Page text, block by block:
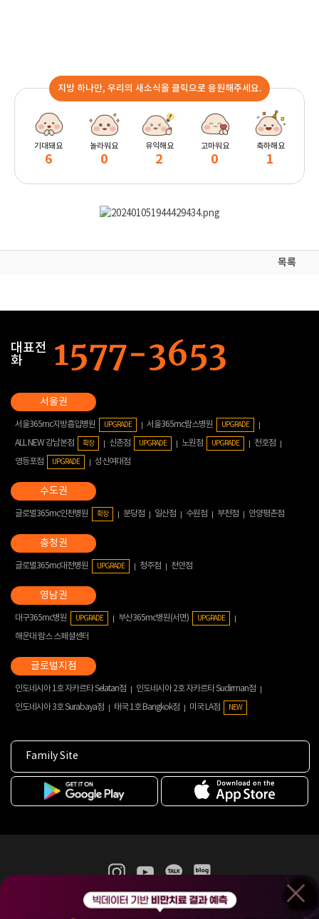
지방 하나만, 우리의 새소식을 클릭으로 응원해주세요.
기대돼요
6
놀라워요
0
유익해요
2
고마워요
0
축하해요
1
목록
대표전
화
서울365mc지방흡입병원 UPGRADE 서울365mc람스병원 UPGRADE
ALL NEW 강남본점 확장 신촌점 UPGRADE 노원점 UPGRADE
천호점
영등포점
UPGRADE 성신여대점
글로벌365mc인천병원 확장 분당점 일산점 수원점 부천점 안양평촌점
글로벌365mc대전병원 UPGRADE 청주점 천안점
대구365mc병원 UPGRADE 부산365mc병원(서면) UPGRADE
해운대 람스 스페셜센터
인도네시아 1호 자카르타 Selatan점
인도네시아 2호 자카르타 Sudirman점
인도네시아 3호 Surabaya점
태국 1호 Bangkok점 미국 LA점 NEW
Family Site
365mc 병·의원 이용약관
홈페이지 이용약관
비급여진료수가